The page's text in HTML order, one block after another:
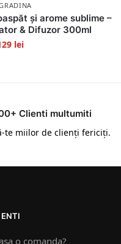
și arome sublime –
& Difuzor 300ml
lei
Clienti multumiti
te miilor de clienți fericiți.
o comanda?